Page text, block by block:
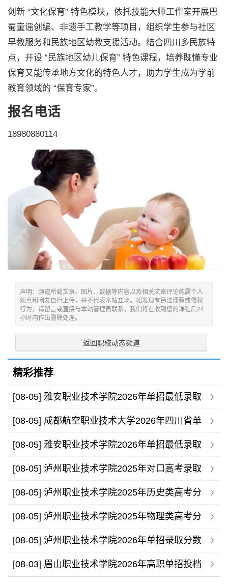
创新 “文化保育” 特色模块，依托技能大师工作室开展巴
蜀童谣创编、非遗手工教学等项目，组织学生参与社区
早教服务和民族地区幼教支援活动。结合四川多民族特
点，开设 “民族地区幼儿保育” 特色课程，培养既懂专业
保育又能传承地方文化的特色人才，助力学生成为学前
教育领域的 “保育专家”。
报名电话
18980880114
声明：频道所载文章、图片、数据等内容以及相关文章评论纯属个人
观点和网友自行上传，并不代表本站立场。如发现有违法课程或侵权
行为，请留言或直接与本站管理员联系，我们将在收到您的课程后24
小时内作出删除处理。
返回职校动态频道
精彩推荐
[08-05] 雅安职业技术学院2026年单招最低录取
分数线
[08-05] 成都航空职业技术大学2026年四川省单
招录取分数线
[08-05] 雅安职业技术学院2026年单招最低录取
分数线
[08-05] 泸州职业技术学院2025年对口高考录取
分数线
[08-05] 泸州职业技术学院2025年历史类高考分
专业录取分数线
[08-05] 泸州职业技术学院2025年物理类高考分
专业录取分数线
[08-05] 泸州职业技术学院2026年单招录取分数
线
[08-03] 眉山职业技术学院2026年高职单招投档